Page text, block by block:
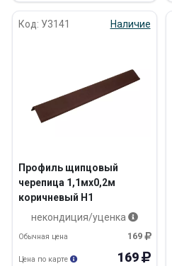
Код: У3141 Наличие
Профиль щипцовый
черепица 1,1мх0,2м
коричневый Н1
некондиция/уценка
169
Обычная цена
169
Цена по карте